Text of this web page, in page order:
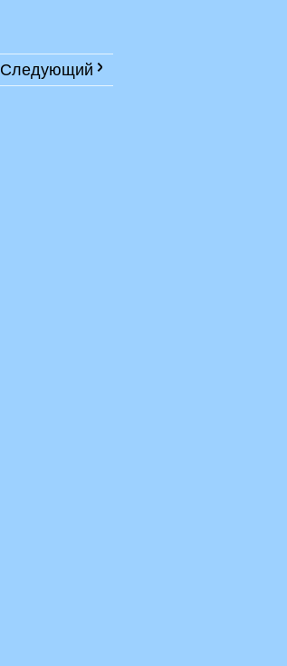
Следующий